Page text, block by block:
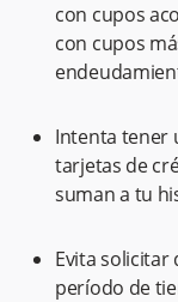
con cupos
con cupos
Intenta tener
tarjetas de
suman a tu
Evita
período de